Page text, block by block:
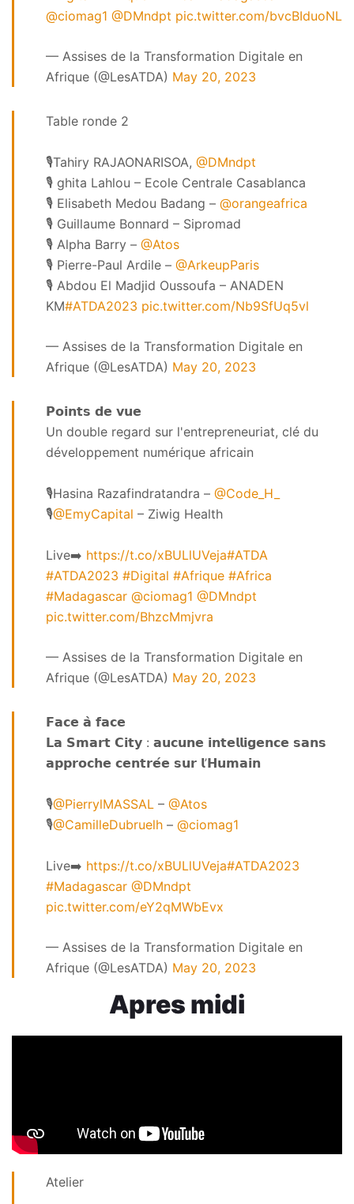
@ciomag1 @DMndpt pic.twitter.com/bvcBIduoNL
— Assises de la Transformation Digitale en
Afrique (@LesATDA) May 20, 2023
Table ronde 2
🎙️Tahiry RAJAONARISOA, @DMndpt
🎙️ ghita Lahlou – Ecole Centrale Casablanca
🎙️ Elisabeth Medou Badang – @orangeafrica
🎙️ Guillaume Bonnard – Sipromad
🎙️ Alpha Barry – @Atos
🎙️ Pierre-Paul Ardile – @ArkeupParis
🎙️ Abdou El Madjid Oussoufa – ANADEN
KM#ATDA2023 pic.twitter.com/Nb9SfUq5vl
— Assises de la Transformation Digitale en
Afrique (@LesATDA) May 20, 2023
𝗣𝗼𝗶𝗻𝘁𝘀 𝗱𝗲 𝘃𝘂𝗲
Un double regard sur l'entrepreneuriat, clé du
développement numérique africain
🎙️Hasina Razafindratandra – @Code_H_
🎙️@EmyCapital – Ziwig Health
Live➡️ https://t.co/xBULlUVeja#ATDA
#ATDA2023 #Digital #Afrique #Africa
#Madagascar @ciomag1 @DMndpt
pic.twitter.com/BhzcMmjvra
— Assises de la Transformation Digitale en
Afrique (@LesATDA) May 20, 2023
𝗙𝗮𝗰𝗲 𝗮̀ 𝗳𝗮𝗰𝗲
𝗟𝗮 𝗦𝗺𝗮𝗿𝘁 𝗖𝗶𝘁𝘆 : 𝗮𝘂𝗰𝘂𝗻𝗲 𝗶𝗻𝘁𝗲𝗹𝗹𝗶𝗴𝗲𝗻𝗰𝗲 𝘀𝗮𝗻𝘀
𝗮𝗽𝗽𝗿𝗼𝗰𝗵𝗲 𝗰𝗲𝗻𝘁𝗿𝗲́𝗲 𝘀𝘂𝗿 𝗹’𝗛𝘂𝗺𝗮𝗶𝗻
🎙️@PierrylMASSAL – @Atos
🎙️@CamilleDubruelh – @ciomag1
Live➡️ https://t.co/xBULlUVeja#ATDA2023
#Madagascar @DMndpt
pic.twitter.com/eY2qMWbEvx
— Assises de la Transformation Digitale en
Afrique (@LesATDA) May 20, 2023
Apres midi
Atelier